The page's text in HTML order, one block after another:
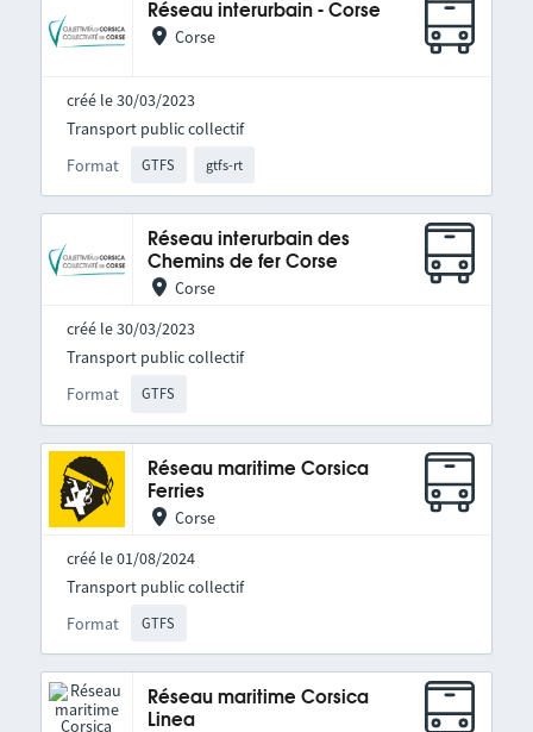
Réseau interurbain - Corse
Corse
créé le 30/03/2023
Format GTFS gtfs-rt
Transport public collectif
Réseau interurbain des
Chemins de fer Corse
Corse
créé le 30/03/2023
Format GTFS
Transport public collectif
Réseau maritime Corsica
Ferries
Corse
créé le 01/08/2024
Format GTFS
Transport public collectif
Réseau maritime Corsica
Linea